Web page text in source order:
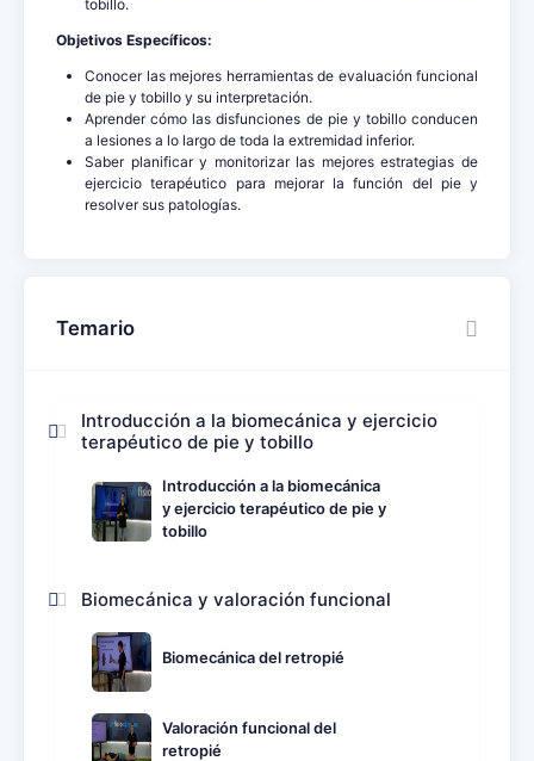
tobillo.
Objetivos Específicos:
Conocer las mejores herramientas de evaluación funcional
de pie y tobillo y su interpretación.
Aprender cómo las disfunciones de pie y tobillo conducen
a lesiones a lo largo de toda la extremidad inferior.
Saber planificar y monitorizar las mejores estrategias de
ejercicio terapéutico para mejorar la función del pie y
resolver sus patologías.
Temario
Introducción a la biomecánica y ejercicio
terapéutico de pie y tobillo
Introducción a la biomecánica
y ejercicio terapéutico de pie y
tobillo
Biomecánica y valoración funcional
Biomecánica del retropié
Valoración funcional del
retropié